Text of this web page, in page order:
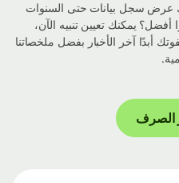
سجل بيانات حتى السنوات
يمكنك تعيين تنبيه الآن،
آخر الأخبار بفضل ملخصاتنا